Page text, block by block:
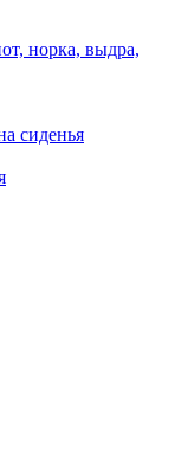
норка, выдра,
сиденья